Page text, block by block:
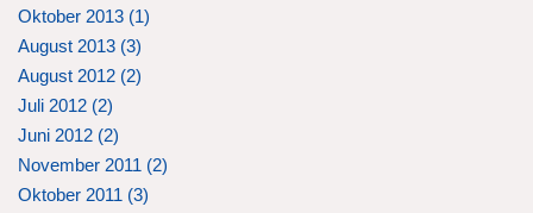
Oktober 2013 (1)
August 2013 (3)
August 2012 (2)
Juli 2012 (2)
Juni 2012 (2)
November 2011 (2)
Oktober 2011 (3)